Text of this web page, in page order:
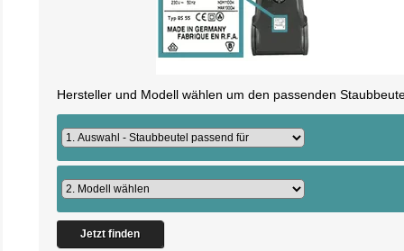
Hersteller und Modell wählen um den passenden
Jetzt finden